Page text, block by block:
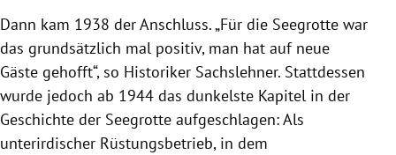
Dann kam 1938 der Anschluss. „Für die Seegrotte war
das grundsätzlich mal positiv, man hat auf neue
Gäste gehofft“, so Historiker Sachslehner. Stattdessen
wurde jedoch ab 1944 das dunkelste Kapitel in der
Geschichte der Seegrotte aufgeschlagen: Als
unterirdischer Rüstungsbetrieb, in dem